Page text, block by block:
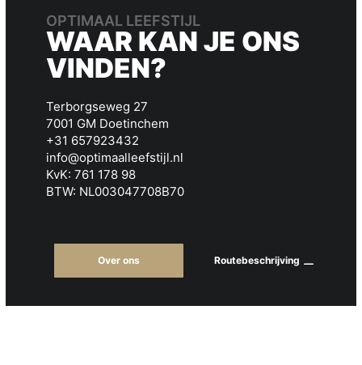
OPTIMAAL LEEFSTIJL
WAAR KAN JE ONS
VINDEN?
Terborgseweg 27
7001 GM Doetinchem
+31 657923432
info@optimaalleefstijl.nl
KvK: 761 178 98
BTW: NL003047708B70
Over ons Routebeschrijving